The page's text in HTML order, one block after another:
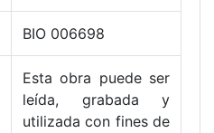
BIO 006698
Esta obra puede ser
leída, grabada y
utilizada con fines de